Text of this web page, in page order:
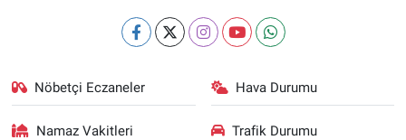
Nöbetçi Eczaneler Hava Durumu
Namaz Vakitleri Trafik Durumu